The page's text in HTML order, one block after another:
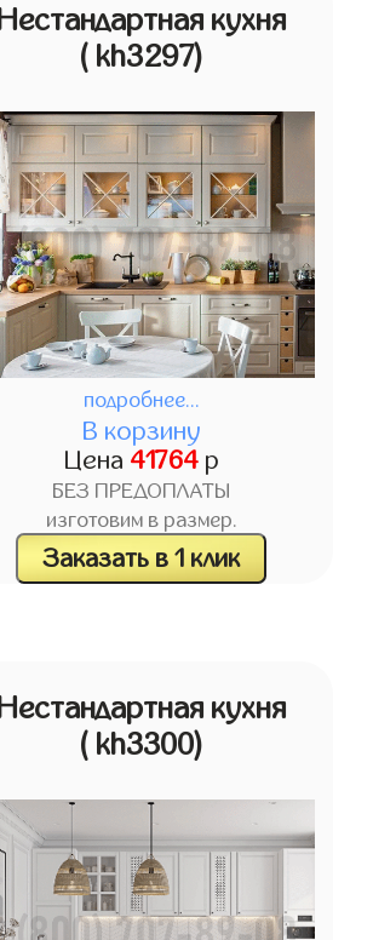
Нестандартная кухня
( kh3297)
подробнее...
В корзину
Цена 41764р
БЕЗ ПРЕДОПЛАТЫ
изготовим в размер.
Заказать в 1 клик
Нестандартная кухня
( kh3300)